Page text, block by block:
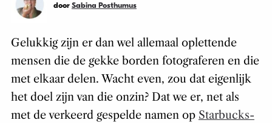
door Sabina Posthumus
Gelukkig zijn er dan wel allemaal oplettende
mensen die de gekke borden fotograferen en die
met elkaar delen. Wacht even, zou dat eigenlijk
het doel zijn van die onzin? Dat we er, net als
met de verkeerd gespelde namen op Starbucks-